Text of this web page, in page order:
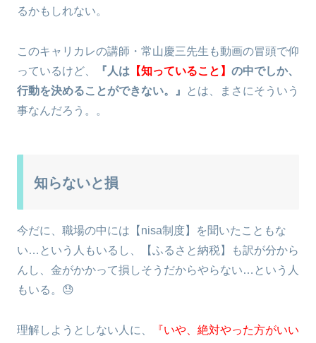
るかもしれない。
このキャリカレの講師・常山慶三先生も動画の冒頭で仰
っているけど、
『人は 【知っていること】 の中でしか、
行動を決めることができない。』
とは、まさにそういう
事なんだろう。。
知らないと損
今だに、職場の中には【nisa制度】を聞いたこともな
い…という人もいるし、【ふるさと納税】も訳が分から
んし、金がかかって損しそうだからやらない…という人
もいる。😓
理解しようとしない人に、
『いや、絶対やった方がいい